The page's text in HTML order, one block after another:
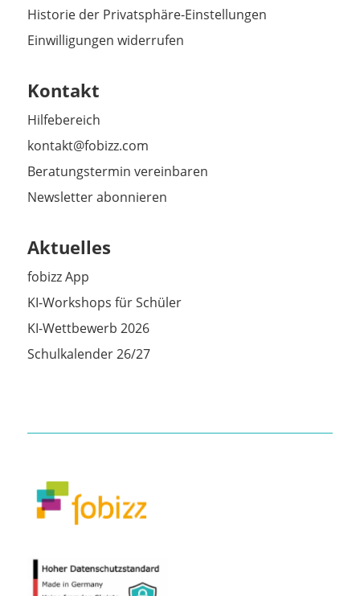
Historie der Privatsphäre-Einstellungen
Einwilligungen widerrufen
Kontakt
Hilfebereich
kontakt@fobizz.com
Beratungstermin vereinbaren
Newsletter abonnieren
Aktuelles
fobizz App
KI-Workshops für Schüler
KI-Wettbewerb 2026
Schulkalender 26/27